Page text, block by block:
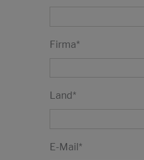
Firma*
Land*
E-Mail*